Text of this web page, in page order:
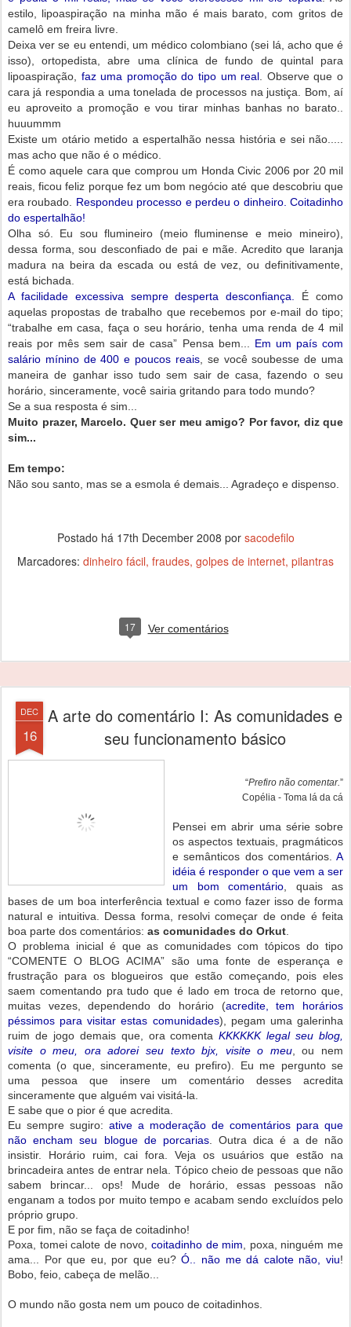
estilo, lipoaspiração na minha mão é mais barato, com gritos de
camelô em freira livre.
Deixa ver se eu entendi, um médico colombiano (sei lá, acho que é
isso), ortopedista, abre uma clínica de fundo de quintal para
lipoaspiração, faz uma promoção do tipo um real . Observe que o
cara já respondia a uma tonelada de processos na justiça. Bom, aí
eu aproveito a promoção e vou tirar minhas banhas no barato..
huuummm
Existe um otário metido a espertalhão nessa história e sei não.....
mas acho que não é o médico.
É como aquele cara que comprou um Honda Civic 2006 por 20 mil
reais, ficou feliz porque fez um bom negócio até que descobriu que
era roubado. Respondeu processo e perdeu o dinheiro. Coitadinho
do espertalhão!
Olha só. Eu sou flumineiro (meio fluminense e meio mineiro),
dessa forma, sou desconfiado de pai e mãe. Acredito que laranja
madura na beira da escada ou está de vez, ou definitivamente,
está bichada.
A facilidade excessiva sempre desperta desconfiança.
É como
aquelas propostas de trabalho que recebemos por e-mail do tipo;
“trabalhe em casa, faça o seu horário, tenha uma renda de 4 mil
reais por mês sem sair de casa” Pensa bem... Em um país com
salário mínino de 400 e poucos reais, se você soubesse de uma
maneira de ganhar isso tudo sem sair de casa, fazendo o seu
horário, sinceramente, você sairia gritando para todo mundo?
Se a sua resposta é sim...
Muito prazer, Marcelo. Quer ser meu amigo? Por favor, diz que
sim...
Em tempo:
Não sou santo, mas se a esmola é demais... Agradeço e dispenso.
Postado há 17th December 2008 por sacodefilo
Marcadores: dinheiro fácil fraudes golpes de internet pilantras
17 Ver comentários
DEC
16
A arte do comentário I: As comunidades e
seu funcionamento básico
“Prefiro não comentar.”
Copélia - Toma lá da cá
Pensei em abrir uma série sobre
os aspectos textuais, pragmáticos
e semânticos dos comentários. A
idéia é responder o que vem a ser
um bom comentário , quais as
bases de um boa interferência textual e como fazer isso de forma
natural e intuitiva. Dessa forma, resolvi começar de onde é feita
boa parte dos comentários: as comunidades do Orkut
O problema inicial é que as comunidades com tópicos do tipo
“COMENTE O BLOG ACIMA” são uma fonte de esperança e
frustração para os blogueiros que estão começando, pois eles
saem comentando pra tudo que é lado em troca de retorno que,
muitas vezes, dependendo do horário (acredite, tem horários
péssimos para visitar estas comunidades), pegam uma galerinha
ruim de jogo demais que, ora comentaKKKKKK legal seu blog,
visite o meu, ora adorei seu texto bjx, visite o meu, ou nem
comenta (o que, sinceramente, eu prefiro). Eu me pergunto se
uma pessoa que insere um comentário desses acredita
sinceramente que alguém vai visitá-la.
E sabe que o pior é que acredita.
Eu sempre sugiro: ative a moderação de comentários para que
não encham seu blogue de porcarias. Outra dica é a de não
insistir. Horário ruim, cai fora. Veja os usuários que estão na
brincadeira antes de entrar nela. Tópico cheio de pessoas que não
sabem brincar... ops! Mude de horário, essas pessoas não
enganam a todos por muito tempo e acabam sendo excluídos pelo
próprio grupo.
E por fim, não se faça de coitadinho!
Poxa, tomei calote de novo, coitadinho de mim , poxa, ninguém me
ama... Por que eu, por que eu?Ó.. não me dá calote não, viu!
Bobo, feio, cabeça de melão...
O mundo não gosta nem um pouco de coitadinhos.